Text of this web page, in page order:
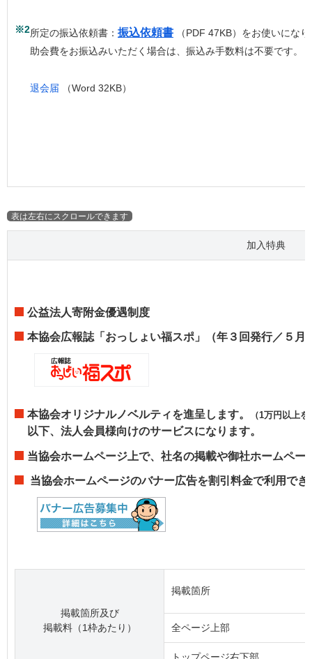
※2所定の振込依頼書： 振込依頼書 （PDF 47KB）をお使いにな
助会費をお振込みいただく場合は、振込み手数料は不要です。
退会届 （Word 32KB）
加入特典
公益法人寄附金優遇制度
本協会広報誌「おっしょい福スポ」（年３回発行／５
本協会オリジナルノベルティを進呈します。 （1万円以上
以下、法人会員様向けのサービスになります。
当協会ホームページ上で、社名の掲載や御社ホームペー
当協会ホームページのバナー広告を割引料金で利用でき
掲載箇所及び
掲載料（1枠あたり）
掲載箇所
全ページ上部